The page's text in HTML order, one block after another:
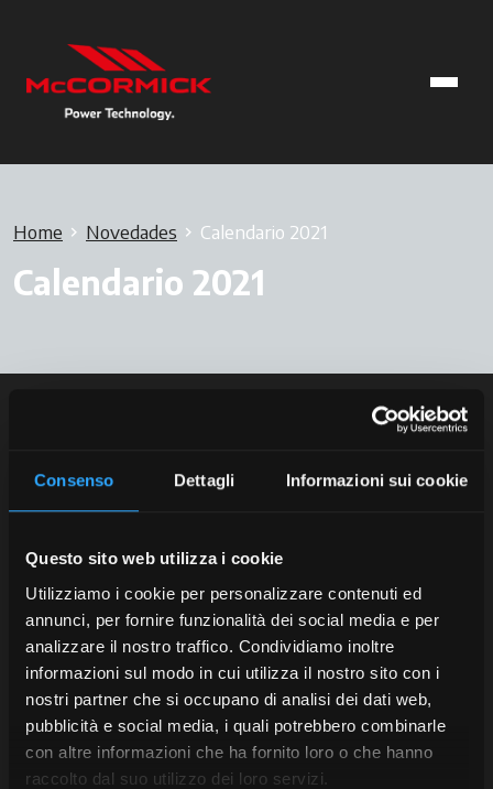
Consenso Dettagli Informazioni sui cookie
Questo sito web utilizza i cookie
Utilizziamo i cookie per personalizzare contenuti ed
annunci, per fornire funzionalità dei social media e per
analizzare il nostro traffico. Condividiamo inoltre
informazioni sul modo in cui utilizza il nostro sito con i
nostri partner che si occupano di analisi dei dati web,
pubblicità e social media, i quali potrebbero combinarle
con altre informazioni che ha fornito loro o che hanno
raccolto dal suo utilizzo dei loro servizi.
Home Novedades Calendario 2021
Calendario 2021